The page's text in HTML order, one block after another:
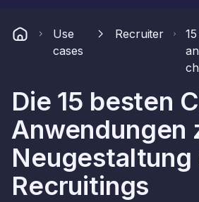
Use
cases
Recruiter
Die 15 besten
Anwendungen
Neugestaltung
Recruitings